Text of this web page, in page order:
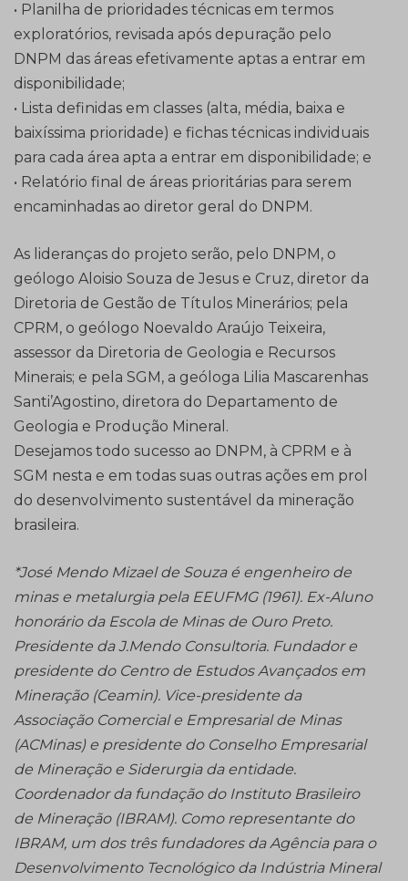
• Planilha de prioridades técnicas em termos
exploratórios, revisada após depuração pelo
DNPM das áreas efetivamente aptas a entrar em
disponibilidade;
• Lista definidas em classes (alta, média, baixa e
baixíssima prioridade) e fichas técnicas individuais
para cada área apta a entrar em disponibilidade; e
• Relatório final de áreas prioritárias para serem
encaminhadas ao diretor geral do DNPM.
As lideranças do projeto serão, pelo DNPM, o
geólogo Aloisio Souza de Jesus e Cruz, diretor da
Diretoria de Gestão de Títulos Minerários; pela
CPRM, o geólogo Noevaldo Araújo Teixeira,
assessor da Diretoria de Geologia e Recursos
Minerais; e pela SGM, a geóloga Lilia Mascarenhas
Santi’Agostino, diretora do Departamento de
Geologia e Produção Mineral.
Desejamos todo sucesso ao DNPM, à CPRM e à
SGM nesta e em todas suas outras ações em prol
do desenvolvimento sustentável da mineração
brasileira.
*José Mendo Mizael de Souza é engenheiro de
minas e metalurgia pela EEUFMG (1961). Ex-Aluno
honorário da Escola de Minas de Ouro Preto.
Presidente da J.Mendo Consultoria. Fundador e
presidente do Centro de Estudos Avançados em
Mineração (Ceamin). Vice-presidente da
Associação Comercial e Empresarial de Minas
(ACMinas) e presidente do Conselho Empresarial
de Mineração e Siderurgia da entidade.
Coordenador da fundação do Instituto Brasileiro
de Mineração (IBRAM). Como representante do
IBRAM, um dos três fundadores da Agência para o
Desenvolvimento Tecnológico da Indústria Mineral